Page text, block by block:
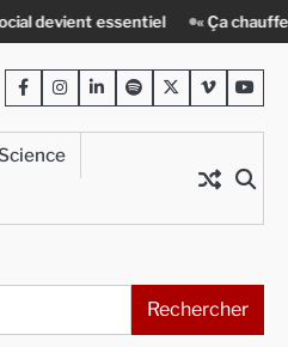
essentiel « Ça chauffe » : des
Facebook
Instagram
LinkedInSpotifyTwitterViméo
Science
Rechercher